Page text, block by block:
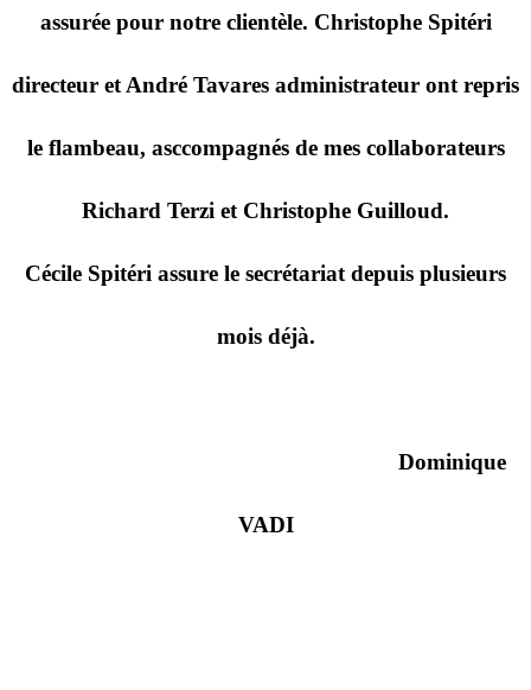
assurée pour notre clientèle. Christophe Spitéri
directeur et André Tavares administrateur ont repris
le flambeau, asccompagnés de mes collaborateurs
Richard Terzi et Christophe Guilloud.
Cécile Spitéri assure le secrétariat depuis plusieurs
mois déjà.
Dominique
VADI